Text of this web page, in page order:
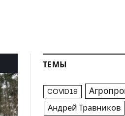
ТЕМЫ
COVID19
Андрей Травников